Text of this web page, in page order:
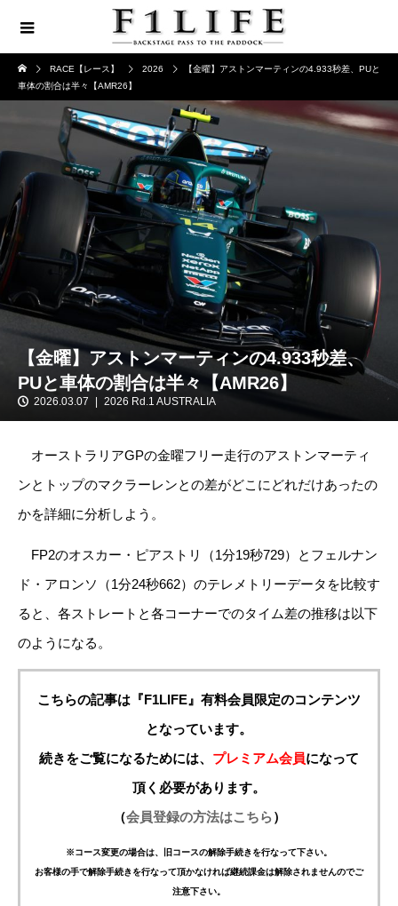
RACE【レース】 2026
【金曜】アストンマーティンの4.933秒差、PUと
車体の割合は半々【AMR26】
【金曜】アストンマーティンの4.933秒差、
PUと車体の割合は半々【AMR26】
2026.03.07 2026 Rd.1 AUSTRALIA
オーストラリアGPの金曜フリー走行のアストンマーティ
ンとトップのマクラーレンとの差がどこにどれだけあったの
かを詳細に分析しよう。
FP2のオスカー・ピアストリ（1分19秒729）とフェルナン
ド・アロンソ（1分24秒662）のテレメトリーデータを比較す
ると、各ストレートと各コーナーでのタイム差の推移は以下
のようになる。
こちらの記事は『F1LIFE』有料会員限定のコンテンツ
となっています。
続きをご覧になるためには、 プレミアム会員になって
頂く必要があります。
（会員登録の方法はこちら）
※コース変更の場合は、旧コースの解除手続きを行なって下さい。
お客様の手で解除手続きを行なって頂かなければ継続課金は解除されませんのでご
注意下さい。